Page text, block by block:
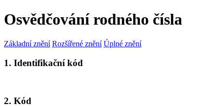
Osvědčování rodného čísla
Základní znění Rozšířené znění Úplné znění
1. Identifikační kód
2. Kód